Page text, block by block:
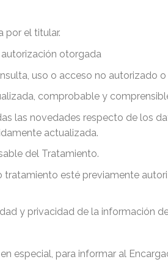
por el titular.
otorgada
uso o acceso no autorizado
comprobable y
las novedades respecto de los
actualizada.
del Tratamiento.
esté previamente
y privacidad de la información
especial, para informar al